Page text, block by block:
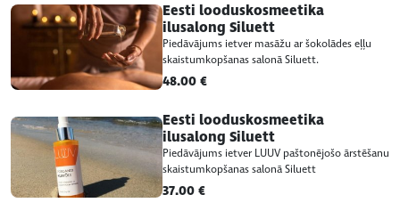
Eesti looduskosmeetika
ilusalong Siluett
Piedāvājums ietver masāžu ar šokolādes eļļu
skaistumkopšanas salonā Siluett.
48.00 €
Eesti looduskosmeetika
ilusalong Siluett
Piedāvājums ietver LUUV paštonējošo ārstēšanu
skaistumkopšanas salonā Siluett
37.00 €